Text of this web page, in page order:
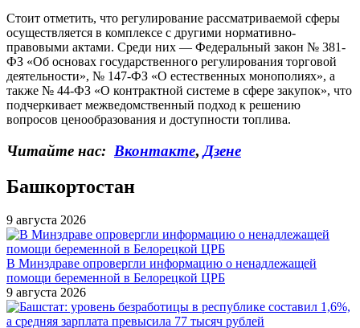
Стоит отметить, что регулирование рассматриваемой сферы
осуществляется в комплексе с другими нормативно-
правовыми актами. Среди них — Федеральный закон № 381-
ФЗ «Об основах государственного регулирования торговой
деятельности», № 147-ФЗ «О естественных монополиях», а
также № 44-ФЗ «О контрактной системе в сфере закупок», что
подчеркивает межведомственный подход к решению
вопросов ценообразования и доступности топлива.
Читайте нас: Вконтакте, Дзене
Башкортостан
9 августа 2026
В Минздраве опровергли информацию о ненадлежащей
помощи беременной в Белорецкой ЦРБ
9 августа 2026